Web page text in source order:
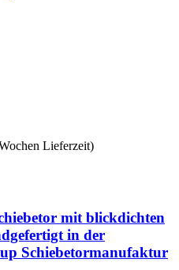
Lieferzeit)
mit blickdichten
in der
Schiebetormanufaktur